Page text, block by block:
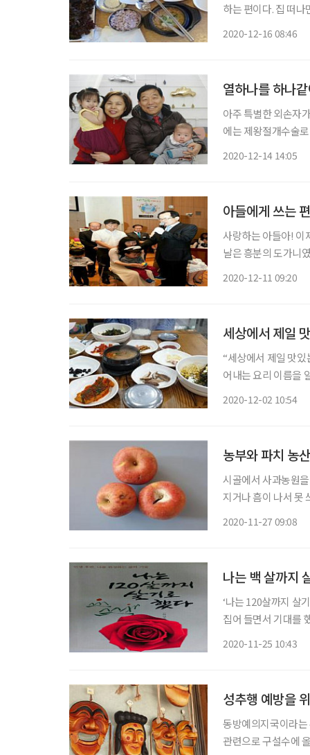
하는 편이다. 집 떠
2020-12-16 08:46
열하나를 하나
아주 특별한 외손자
에는 제왕절개수술
2020-12-14 14:05
아들에게 쓰는
사랑하는 아들아! 이
날은 흥분의 도가니
2020-12-11 09:20
세상에서 제일
“세상에서 제일 맛
어내는 요리 이름을
2020-12-02 10:54
농부와 파치 농
시골에서 사과농원
지거나 흠이 나서 못
2020-11-27 09:08
나는 백 살까지
‘나는 120살까지 살
집어 들면서 기대를
2020-11-25 10:43
성추행 예방을
동방예의지국이라
관련으로 구설수에